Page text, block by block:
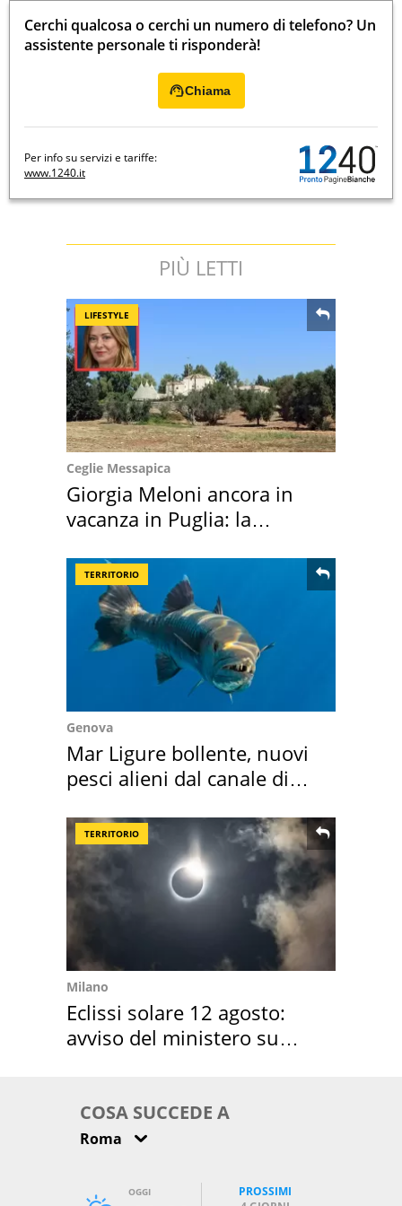
Cerchi qualcosa o cerchi un numero di telefono? Un
assistente personale ti risponderà!
Chiama
Per info su servizi e tariffe:
www.1240.it
PIÙ LETTI
LIFESTYLE
Ceglie Messapica
Giorgia Meloni ancora in
vacanza in Puglia: la
TERRITORIO
Genova
Mar Ligure bollente, nuovi
pesci alieni dal canale di
TERRITORIO
Milano
Eclissi solare 12 agosto:
avviso del ministero su